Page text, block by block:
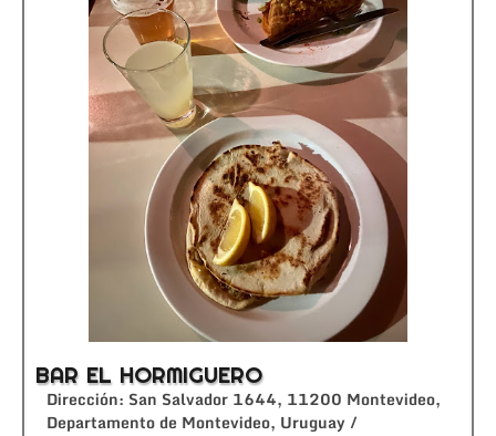
BAR EL HORMIGUERO
Dirección: San Salvador 1644, 11200 Montevideo,
Departamento de Montevideo, Uruguay /